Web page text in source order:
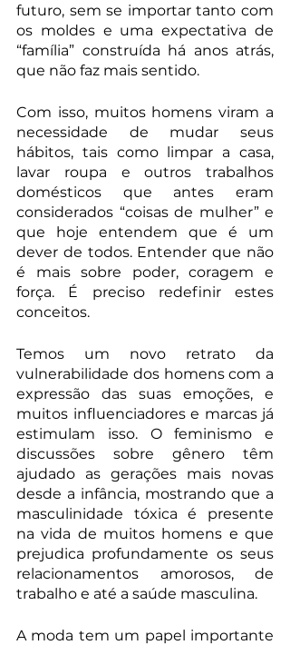
futuro, sem se importar tanto com
os moldes e uma expectativa de
“família” construída há anos atrás,
que não faz mais sentido.
Com isso, muitos homens viram a
necessidade de mudar seus
hábitos, tais como limpar a casa,
lavar roupa e outros trabalhos
domésticos que antes eram
considerados “coisas de mulher” e
que hoje entendem que é um
dever de todos. Entender que não
é mais sobre poder, coragem e
força. É preciso redefinir estes
conceitos.
Temos um novo retrato da
vulnerabilidade dos homens com a
expressão das suas emoções, e
muitos influenciadores e marcas já
estimulam isso. O feminismo e
discussões sobre gênero têm
ajudado as gerações mais novas
desde a infância, mostrando que a
masculinidade tóxica é presente
na vida de muitos homens e que
prejudica profundamente os seus
relacionamentos amorosos, de
trabalho e até a saúde masculina.
A moda tem um papel importante